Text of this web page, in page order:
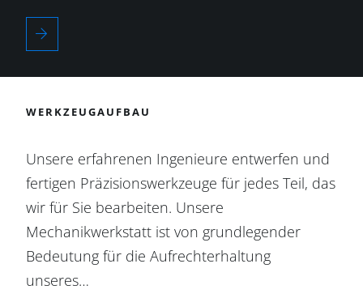
WERKZEUGAUFBAU
Unsere erfahrenen Ingenieure entwerfen und
fertigen Präzisionswerkzeuge für jedes Teil, das
wir für Sie bearbeiten. Unsere
Mechanikwerkstatt ist von grundlegender
Bedeutung für die Aufrechterhaltung
unseres…